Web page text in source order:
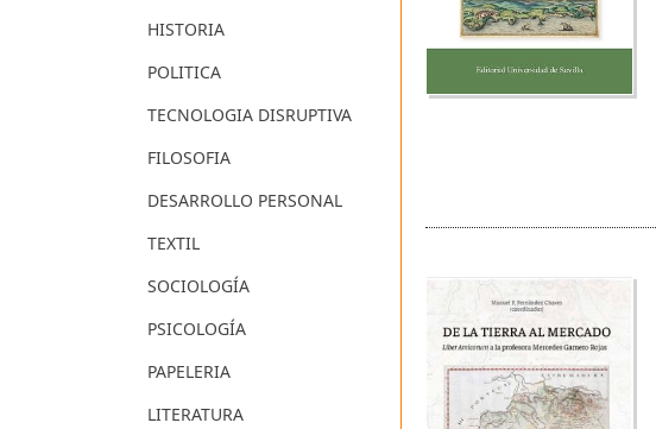
HISTORIA
POLITICA
TECNOLOGIA DISRUPTIVA
FILOSOFIA
DESARROLLO PERSONAL
TEXTIL
SOCIOLOGÍA
PSICOLOGÍA
PAPELERIA
LITERATURA